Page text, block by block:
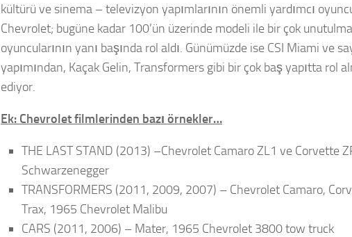
kültürü ve sinema – televizyon yapımlarının önemli yardımcı
Chevrolet; bugüne kadar 100’ün üzerinde modeli ile bir çok
oyuncularının yanı başında rol aldı. Günümüzde ise CSI Miami ve
yapımından, Kaçak Gelin, Transformers gibi bir çok baş yapıtta rol
ediyor.
Ek: Chevrolet filmlerinden bazı örnekler…
THE LAST STAND (2013) –Chevrolet Camaro ZL1 ve Corvette
Schwarzenegger
TRANSFORMERS (2011, 2009, 2007) – Chevrolet Camaro,
Trax, 1965 Chevrolet Malibu
CARS (2011, 2006) – Mater, 1965 Chevrolet 3800 tow truck